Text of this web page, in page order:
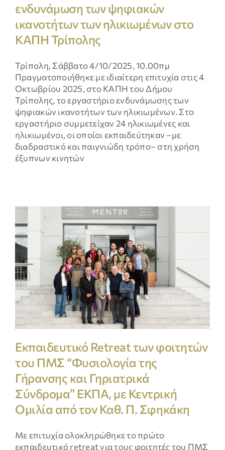
ενδυνάμωση των ψηφιακών
ικανοτήτων των ηλικιωμένων στο
ΚΑΠΗ Τρίπολης
Τρίπολη, Σάββατο 4/10/2025, 10.00πμ
Πραγματοποιήθηκε με ιδιαίτερη επιτυχία στις 4
Οκτωβρίου 2025, στο ΚΑΠΗ του Δήμου
Τρίπολης, το εργαστήριο ενδυνάμωσης των
ψηφιακών ικανοτήτων των ηλικιωμένων. Στο
εργαστήριο συμμετείχαν 24 ηλικιωμένες και
ηλικιωμένοι, οι οποίοι εκπαιδεύτηκαν –με
διαδραστικό και παιγνιώδη τρόπο– στη χρήση
έξυπνων κινητών
Εκπαιδευτικό Retreat των φοιτητών
του ΠΜΣ “Φυσιολογία της
Γήρανσης και Γηριατρικά
Σύνδρομα” ΕΚΠΑ, με Κεντρική
Ομιλία από τον Καθ. Π. Σφηκάκη
Με επιτυχία ολοκληρώθηκε το πρώτο
εκπαιδευτικό retreat για τους φοιτητές του ΠΜΣ
λειτουργίες
ιστοσελίδας